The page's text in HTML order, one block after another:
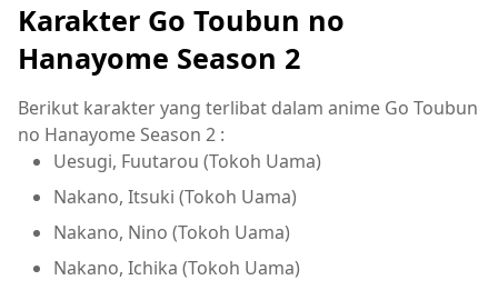
Karakter Go Toubun no
Hanayome Season 2
Berikut karakter yang terlibat dalam anime Go Toubun
no Hanayome Season 2 :
Uesugi, Fuutarou (Tokoh Uama)
Nakano, Itsuki (Tokoh Uama)
Nakano, Nino (Tokoh Uama)
Nakano, Ichika (Tokoh Uama)